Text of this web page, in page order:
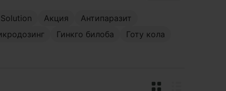
Solution Акция
Антипаразит
Гинкго билоба
Готу кола